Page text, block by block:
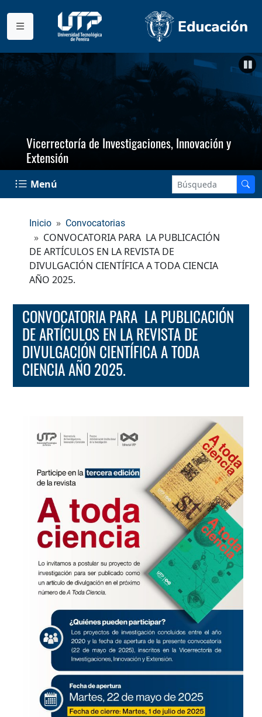
Vicerrectoría de Investigaciones, Innovación y
Extensión
Menú
Inicio Convocatorias
CONVOCATORIA PARA LA PUBLICACIÓN
DE ARTÍCULOS EN LA REVISTA DE
DIVULGACIÓN CIENTÍFICA A TODA CIENCIA
AÑO 2025.
CONVOCATORIA PARA LA PUBLICACIÓN
DE ARTÍCULOS EN LA REVISTA DE
DIVULGACIÓN CIENTÍFICA A TODA
CIENCIA AÑO 2025.